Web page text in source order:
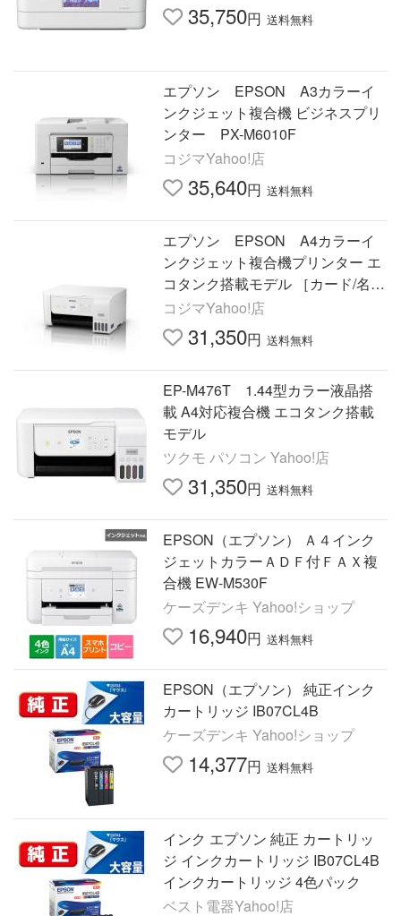
35,750円 送料無料
エプソン EPSON A3カラーイ
ンクジェット複合機 ビジネスプリ
ンター PX-M6010F
コジマYahoo!店
35,640円 送料無料
エプソン EPSON A4カラーイ
ンクジェット複合機プリンター エ
コタンク搭載モデル ［カード/名
刺〜A4］ ホワイト EP-M476T
コジマYahoo!店
31,350円 送料無料
EP-M476T 1.44型カラー液晶搭
載 A4対応複合機 エコタンク搭載
モデル
ツクモ パソコン Yahoo!店
31,350円 送料無料
EPSON（エプソン） Ａ４インク
ジェットカラーＡＤＦ付ＦＡＸ複
合機 EW-M530F
ケーズデンキ Yahoo!ショップ
16,940円 送料無料
EPSON（エプソン） 純正インク
カートリッジ IB07CL4B
ケーズデンキ Yahoo!ショップ
14,377円 送料無料
インク エプソン 純正 カートリッ
ジ インクカートリッジ IB07CL4B
インクカートリッジ 4色パック
ベスト電器Yahoo!店